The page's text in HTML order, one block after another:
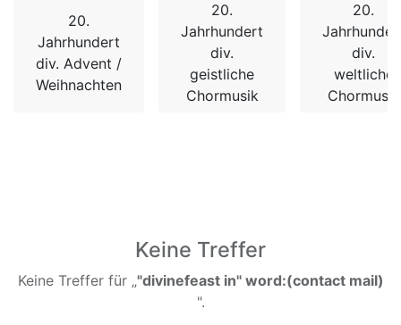
20.
Jahrhundert
div. Advent /
Weihnachten
20.
Jahrhundert
div.
geistliche
Chormusik
20.
div.
weltliche
Chormusik
Keine Treffer
Keine Treffer für „"divinefeast in" word:(contact mail)
".